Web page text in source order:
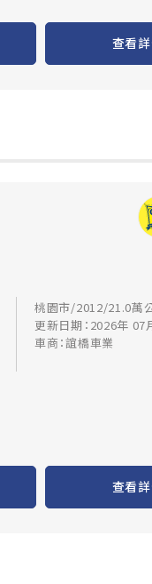
查看
桃園市/2012/21.0萬
更新日期：2026年 07
車商：誼橋車業
查看